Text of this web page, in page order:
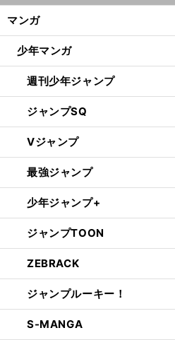
マンガ
少年マンガ
週刊少年ジャンプ
ジャンプSQ
Vジャンプ
最強ジャンプ
少年ジャンプ+
ジャンプTOON
ZEBRACK
ジャンプルーキー！
S-MANGA